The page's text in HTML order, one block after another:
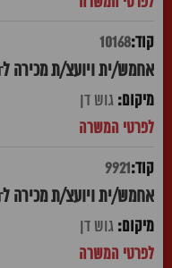
10168
אחמש/ית ויועצ/ת מכירה לFlying Tiger - איילון
גוש דן
9921
אחמש/ית ויועצ/ת מכירה לFlying Tiger - דיזינגוף סנטר
גוש דן